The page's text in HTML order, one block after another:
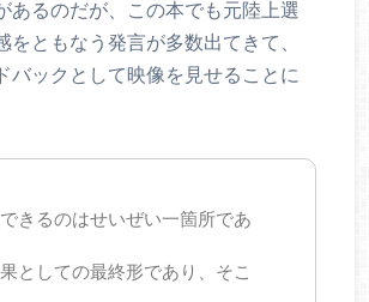
あるのだが、この本でも元陸上選
ともなう発言が多数出てきて、
ックとして映像を見せることに
きるのはせいぜい一箇所であ
としての最終形であり、そこ